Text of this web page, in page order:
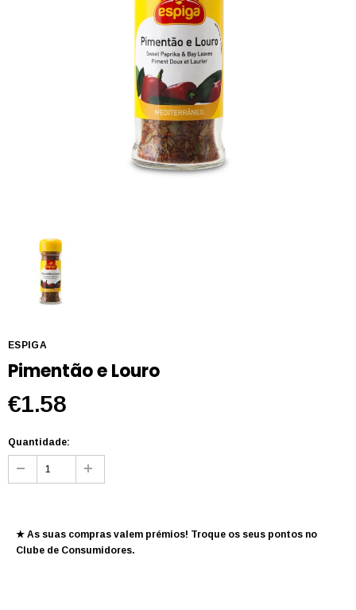
ESPIGA
Pimentão e Louro
€1.58
Quantidade:
★ As suas compras valem prémios! Troque os seus pontos no
Clube de Consumidores.